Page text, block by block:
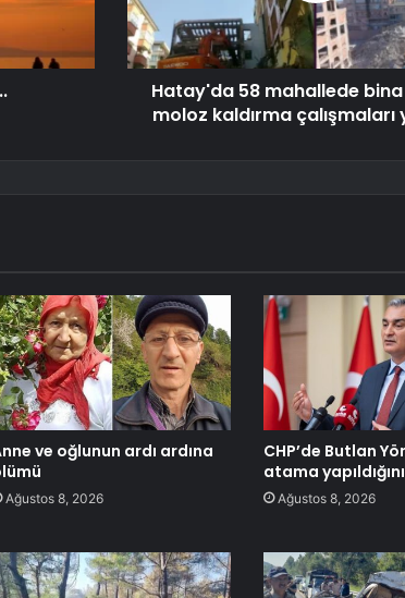
Hatay'da 58 mahallede bina
moloz kaldırma çalışmaları
ve oğlunun ardı ardına
Ağustos 8, 2026
CHP’de Butlan
atama
Ağustos 8, 2026